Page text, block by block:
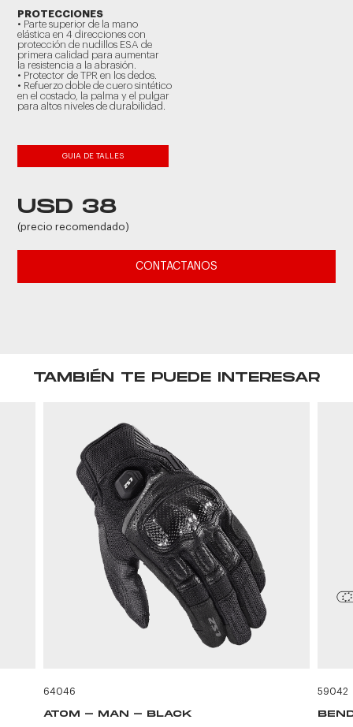
PROTECCIONES
• Parte superior de la mano
elástica en 4 direcciones con
protección de nudillos ESA de
primera calidad para aumentar
la resistencia a la abrasión.
• Protector de TPR en los dedos.
• Refuerzo doble de cuero sintético
en el costado, la palma y el pulgar
para altos niveles de durabilidad.
GUIA DE TALLES
USD 38
(precio recomendado)
CONTACTANOS
TAMBIÉN TE PUEDE INTERESAR
64046
ATOM - MAN - BLACK
59042